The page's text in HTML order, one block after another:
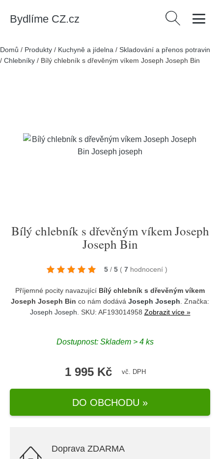
Bydlíme CZ.cz Vyhledávání
Domů / Produkty / Kuchyně a jídelna / Skladování a přenos potravin
/ Chlebníky / Bílý chlebník s dřevěným víkem Joseph Joseph Bin
Bílý chlebník s dřevěným víkem Joseph
Joseph Bin
5 / 5 ( 7 hodnocení )
Příjemné pocity navazující Bílý chlebník s dřevěným víkem
Joseph Joseph Bin co nám dodává Joseph Joseph . Značka:
Joseph Joseph . SKU: AF193014958 Zobrazit více »
Dostupnost: Skladem > 4 ks
1 995 Kč vč. DPH
DO OBCHODU »
Doprava ZDARMA